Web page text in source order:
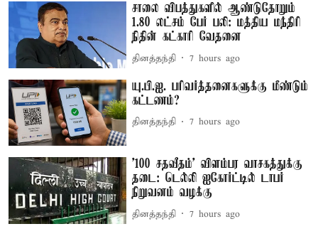
சாலை விபத்துகளில் ஆண்டுதோறும்
1.80 லட்சம் பேர் பலி: மத்திய மந்திரி
நிதின் கட்காரி வேதனை
தினத்தந்தி 7 hours ago
யு.பி.ஐ. பரிவர்த்தனைகளுக்கு மீண்டும்
கட்டணம்?
தினத்தந்தி 7 hours ago
'100 சதவீதம்' விளம்பர வாசகத்துக்கு
தடை: டெல்லி ஐகோர்ட்டில் டாபர்
நிறுவனம் வழக்கு
தினத்தந்தி 7 hours ago